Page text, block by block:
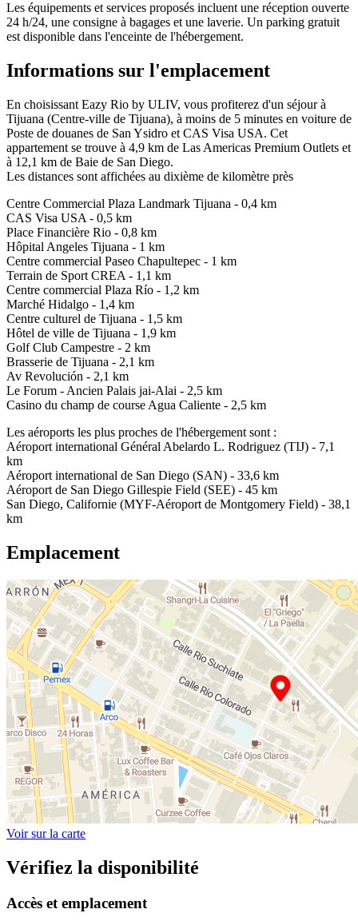
Les équipements et services proposés incluent une réception ouverte
24 h/24, une consigne à bagages et une laverie. Un parking gratuit
est disponible dans l'enceinte de l'hébergement.
Informations sur l'emplacement
En choisissant Eazy Rio by ULIV, vous profiterez d'un séjour à
Tijuana (Centre-ville de Tijuana), à moins de 5 minutes en voiture de
Poste de douanes de San Ysidro et CAS Visa USA. Cet
appartement se trouve à 4,9 km de Las Americas Premium Outlets et
à 12,1 km de Baie de San Diego.
Les distances sont affichées au dixième de kilomètre près
Centre Commercial Plaza Landmark Tijuana - 0,4 km
CAS Visa USA - 0,5 km
Place Financière Rio - 0,8 km
Hôpital Angeles Tijuana - 1 km
Centre commercial Paseo Chapultepec - 1 km
Terrain de Sport CREA - 1,1 km
Centre commercial Plaza Río - 1,2 km
Marché Hidalgo - 1,4 km
Centre culturel de Tijuana - 1,5 km
Hôtel de ville de Tijuana - 1,9 km
Golf Club Campestre - 2 km
Brasserie de Tijuana - 2,1 km
Av Revolución - 2,1 km
Le Forum - Ancien Palais jai-Alai - 2,5 km
Casino du champ de course Agua Caliente - 2,5 km
Les aéroports les plus proches de l'hébergement sont :
Aéroport international Général Abelardo L. Rodriguez (TIJ) - 7,1
km
Aéroport international de San Diego (SAN) - 33,6 km
Aéroport de San Diego Gillespie Field (SEE) - 45 km
San Diego, Californie (MYF-Aéroport de Montgomery Field) - 38,1
km
Emplacement
Voir sur la carte
Vérifiez la disponibilité
Accès et emplacement